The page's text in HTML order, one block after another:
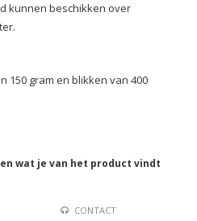
kunnen beschikken over
150 gram en blikken van 400
wat je van het product vindt
CONTACT